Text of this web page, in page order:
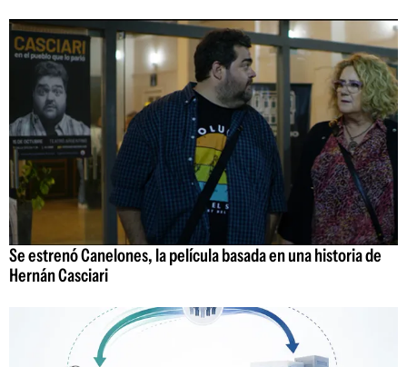
Se estrenó Canelones, la película basada en una historia de
Hernán Casciari